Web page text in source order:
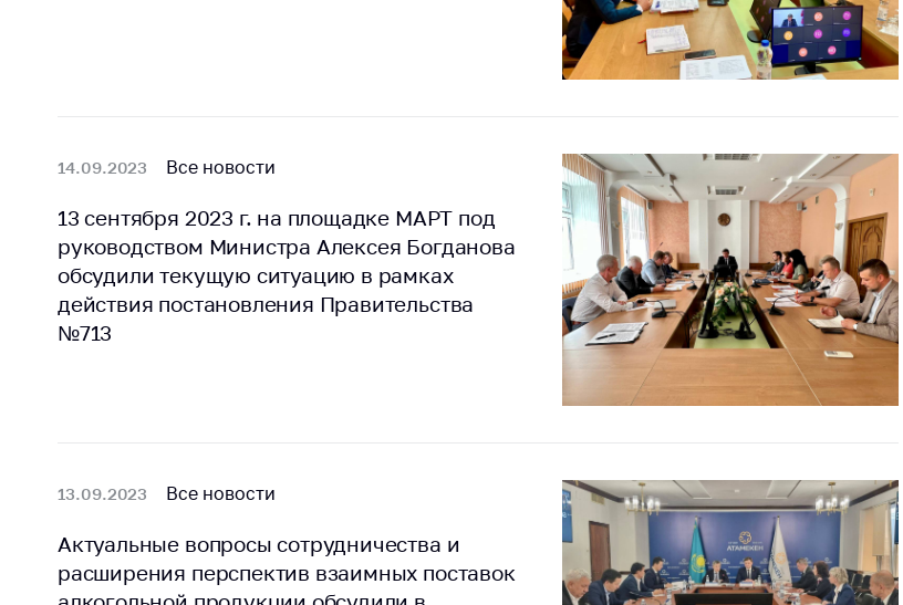
деятельность в
Беларусь
Защита
персональных
данных
Общественное
обсуждение
условий ведения
бизнеса
Рекомендации по
предотвращению
распространения
COVID-19 для
общественного
Обучение по
антимонопольного
регулирования и
14.09.2023 Все новости
13 сентября 2023 г. на площадке МАРТ под
руководством Министра Алексея Богданова
обсудили текущую ситуацию в рамках
действия постановления Правительства
№713
13.09.2023 Все новости
Актуальные вопросы сотрудничества и
расширения перспектив взаимных поставок